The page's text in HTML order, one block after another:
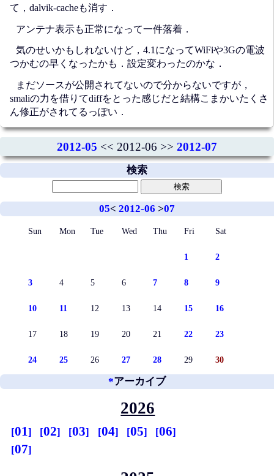
て，dalvik-cacheも消す．
アンテナ表示も正常になって一件落着．
気のせいかもしれないけど，4.1になってWiFiや3Gの電波
つかむの早くなったかも．設定変わったのかな．
まだソースが公開されてないので分からないですが，
smaliの力を借りてdiffをとった感じだと結構こまかいたくさ
ん修正がされてるっぽい．
2012-05 << 2012-06 >> 2012-07
検索
05< 2012-06 >07
Sun Mon Tue Wed Thu Fri Sat
1 2
3 4 5 6 7 8 9
10 11 12 13 14 15 16
17 18 19 20 21 22 23
24 25 26 27 28 29 30
*アーカイブ
2026
01 02 03 04 05
06
07